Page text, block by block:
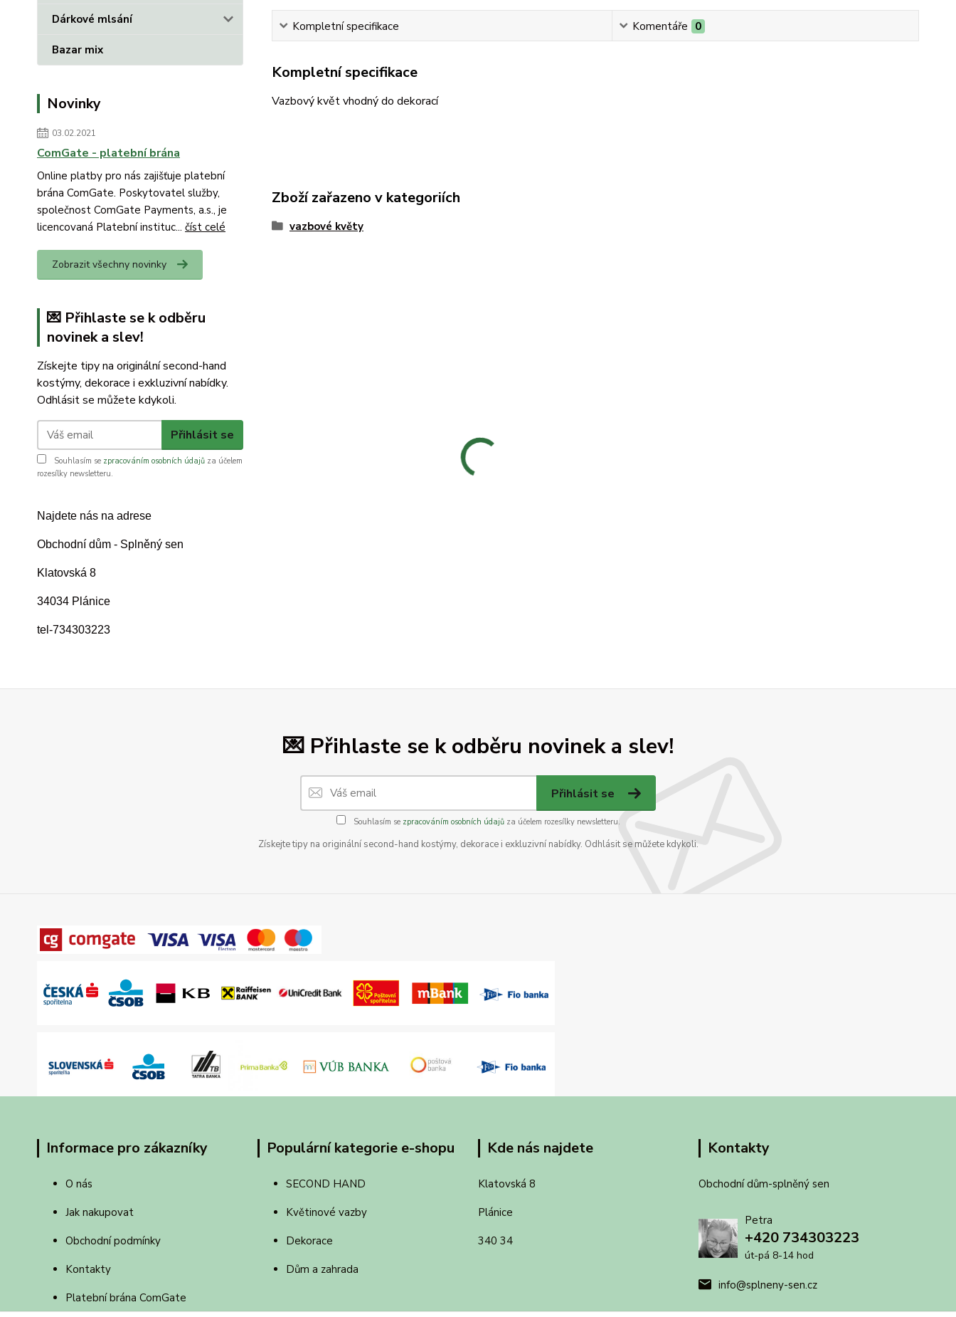
Dárkové mlsání
Bazar mix
Novinky
03.02.2021
ComGate - platební brána
Online platby pro nás zajišťuje platební
brána ComGate. Poskytovatel služby,
společnost ComGate Payments, a.s., je
licencovaná Platební instituc... číst celé
Zobrazit všechny novinky
💌 Přihlaste se k odběru
novinek a slev!
Získejte tipy na originální second-hand
kostýmy, dekorace i exkluzivní nabídky.
Odhlásit se můžete kdykoli.
Přihlásit se
Souhlasím se zpracováním osobních údajů za účelem
rozesílky newsletteru.
Najdete nás na adrese
Obchodní dům - Splněný sen
Klatovská 8
34034 Plánice
tel-734303223
Kompletní specifikace Komentáře 0
Kompletní specifikace
Vazbový květ vhodný do dekorací
Zboží zařazeno v kategoriích
vazbové květy
💌 Přihlaste se k odběru novinek a slev!
Přihlásit se
Souhlasím se zpracováním osobních údajůza účelem rozesílky newsletteru.
Získejte tipy na originální second-hand kostýmy, dekorace i exkluzivní nabídky. Odhlásit se můžete kdykoli.
Informace pro zákazníky
O nás
Jak nakupovat
Obchodní podmínky
Kontakty
Platební brána ComGate
Populární kategorie e-shopu
SECOND HAND
Květinové vazby
Dekorace
Dům a zahrada
Kde nás najdete
Klatovská 8
Plánice
340 34
Kontakty
Obchodní dům-splněný sen
Petra
+420 734303223
út-pá 8-14 hod
info@splneny-sen.cz